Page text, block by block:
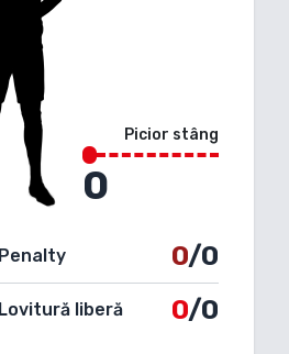
Picior stâng
0
Penalty 0/0
Lovitură liberă 0/0